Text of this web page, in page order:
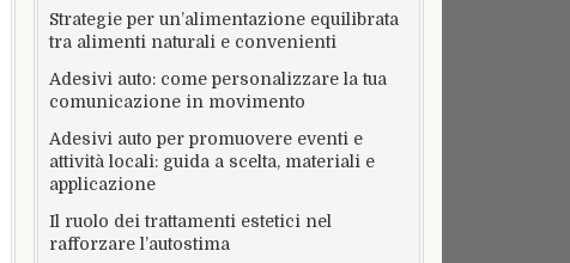
Strategie per un’alimentazione equilibrata
tra alimenti naturali e convenienti
Adesivi auto: come personalizzare la tua
comunicazione in movimento
Adesivi auto per promuovere eventi e
attività locali: guida a scelta, materiali e
applicazione
Il ruolo dei trattamenti estetici nel
rafforzare l’autostima